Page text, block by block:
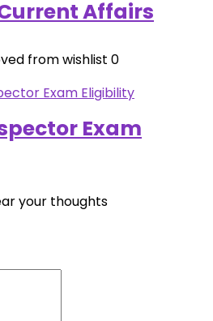
Affairs
from wishlist 0
Exam
your thoughts